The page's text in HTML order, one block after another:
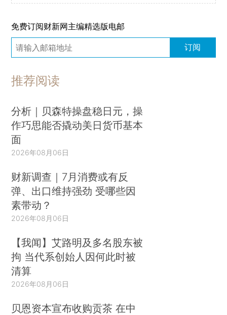
免费订阅财新网主编精选版电邮
订阅
推荐阅读
分析｜贝森特操盘稳日元，操
作巧思能否撬动美日货币基本
面
2026年08月06日
财新调查｜7月消费或有反
弹、出口维持强劲 受哪些因
素带动？
2026年08月06日
【我闻】艾路明及多名股东被
拘 当代系创始人因何此时被
清算
2026年08月06日
贝恩资本宣布收购贡茶 在中